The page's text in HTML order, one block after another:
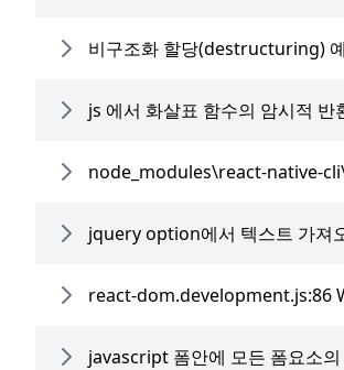
비구조화 할당(destructuring)
js 에서 화살표 함수의 암시적 반
node_modules\react-native-
jquery option에서 텍스트 가져
react-dom.development.js:86
javascript 폼안에 모든 폼요소의